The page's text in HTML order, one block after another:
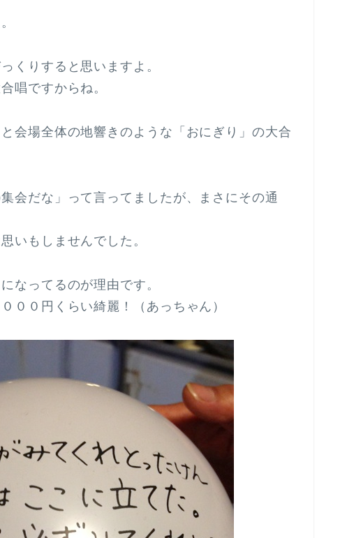
くりすると思いますよ。
唱ですからね。
会場全体の地響きのような「おにぎり」の大合
会だな」って言ってましたが、まさにその通
いもしませんでした。
なってるのが理由です。
００円くらい綺麗！（あっちゃん）